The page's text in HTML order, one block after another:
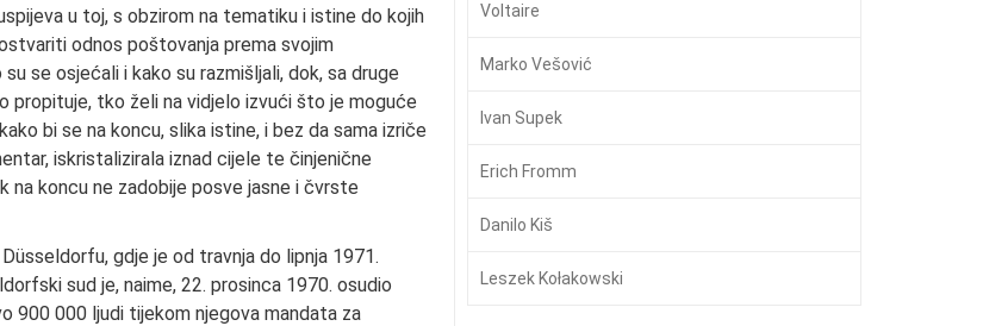
u toj, s obzirom na tematiku i istine do kojih
odnos poštovanja prema svojim
se osjećali i kako su razmišljali, dok, sa druge
propituje, tko želi na vidjelo izvući što je moguće
bi se na koncu, slika istine, i bez da sama izriče
iskristalizirala iznad cijele te činjenične
na koncu ne zadobije posve jasne i čvrste
gdje je od travnja do lipnja 1971.
sud je, naime, 22. prosinca 1970. osudio
900 000 ljudi tijekom njegova mandata za
Voltaire
Marko Vešović
Ivan Supek
Erich Fromm
Danilo Kiš
Leszek Kołakowski